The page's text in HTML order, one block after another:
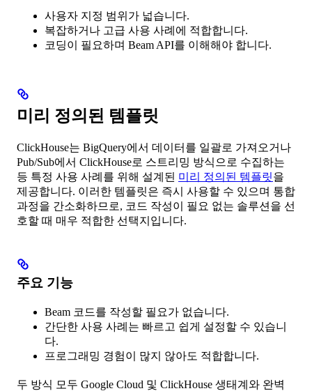
사용자 지정 범위가 넓습니다.
복잡하거나 고급 사용 사례에 적합합니다.
코딩이 필요하며 Beam API를 이해해야 합니다.
미리 정의된 템플릿
ClickHouse는 BigQuery에서 데이터를 일괄로 가져오거나
Pub/Sub에서 ClickHouse로 스트리밍 방식으로 수집하는
등 특정 사용 사례를 위해 설계된 미리 정의된 템플릿을
제공합니다. 이러한 템플릿은 즉시 사용할 수 있으며 통합
과정을 간소화하므로, 코드 작성이 필요 없는 솔루션을 선
호할 때 매우 적합한 선택지입니다.
주요 기능
Beam 코드를 작성할 필요가 없습니다.
간단한 사용 사례는 빠르고 쉽게 설정할 수 있습니
다.
프로그래밍 경험이 많지 않아도 적합합니다.
두 방식 모두 Google Cloud 및 ClickHouse 생태계와 완벽